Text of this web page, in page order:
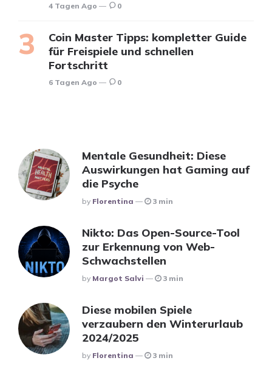
4 Tagen Ago 0
Coin Master Tipps: kompletter Guide
für Freispiele und schnellen
Fortschritt
6 Tagen Ago 0
Mentale Gesundheit: Diese
Auswirkungen hat Gaming auf
die Psyche
Posted
By Florentina 3 min
Nikto: Das Open-Source-Tool
zur Erkennung von Web-
Schwachstellen
Posted
By Margot Salvi 3 min
Diese mobilen Spiele
verzaubern den Winterurlaub
2024/2025
Posted
By Florentina 3 min